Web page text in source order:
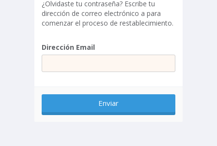
¿Olvidaste tu contraseña? Escribe tu
dirección de correo electrónico a para
comenzar el proceso de restablecimiento.
Dirección Email